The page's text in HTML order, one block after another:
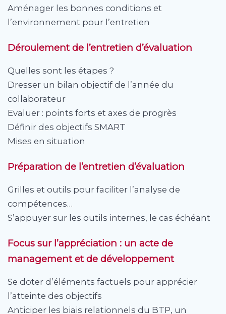
Aménager les bonnes conditions et
l’environnement pour l’entretien
Déroulement de l’entretien d’évaluation
Quelles sont les étapes ?
Dresser un bilan objectif de l’année du
collaborateur
Evaluer : points forts et axes de progrès
Définir des objectifs SMART
Mises en situation
Préparation de l’entretien d’évaluation
Grilles et outils pour faciliter l’analyse de
compétences…
S’appuyer sur les outils internes, le cas échéant
Focus sur l’appréciation : un acte de
management et de développement
Se doter d’éléments factuels pour apprécier
l’atteinte des objectifs
Anticiper les biais relationnels du BTP, un